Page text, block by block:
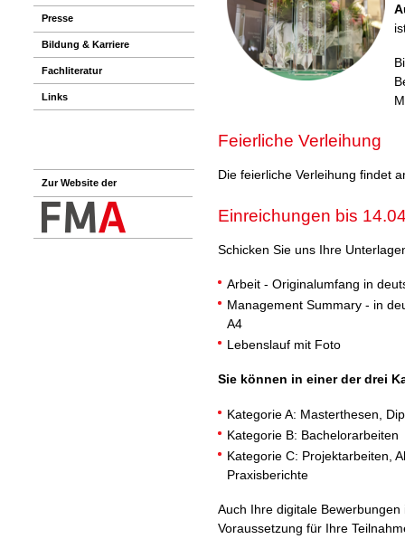
Presse
Bildung & Karriere
Fachliteratur
Links
Zur Website der
Feierliche Verleihung
Die feierliche Verleihung findet
Einreichungen bis
Schicken Sie uns Ihre
Arbeit - Originalumfang in
Management Summary - in
A4
Lebenslauf mit Foto
Sie können in einer der drei
Kategorie A: Masterthesen,
Kategorie B: Bachelorarbeiten
Kategorie C: Projektarbeiten,
Praxisberichte
Auch Ihre digitale
Voraussetzung für Ihre